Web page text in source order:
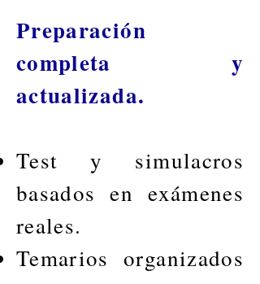
Preparación
completa y
actualizada.
Test y simulacros
basados en exámenes
reales.
Temarios organizados